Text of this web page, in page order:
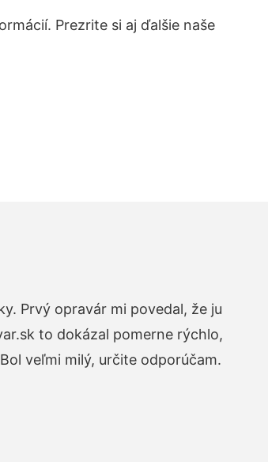
Prezrite si aj ďalšie naše
Prvý opravár mi povedal, že ju
to dokázal pomerne rýchlo,
veľmi milý, určite odporúčam.